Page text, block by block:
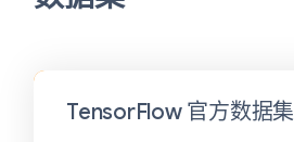
TensorFlow 官方数据集